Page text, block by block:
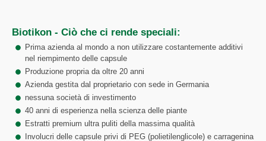
Biotikon - Ciò che ci rende speciali:
Prima azienda al mondo a non utilizzare costantemente additivi
nel riempimento delle capsule
Produzione propria da oltre 20 anni
Azienda gestita dal proprietario con sede in Germania
nessuna società di investimento
40 anni di esperienza nella scienza delle piante
Estratti premium ultra puliti della massima qualità
Involucri delle capsule privi di PEG (polietilenglicole) e carragenina